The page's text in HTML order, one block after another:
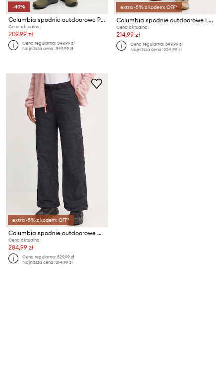
-40%
Columbia spodnie outdoorowe Paracutie
Cena aktualna:
209,99 zł
Cena regularna:349,99 zł
Najniższa cena:349,99 zł
extra -5% z kodem: OFF*
Columbia spodnie outdoorowe Leslie Falls
Cena aktualna:
214,99 zł
Cena regularna:349,99 zł
Najniższa cena:224,99 zł
extra -5% z kodem: OFF*
Columbia spodnie outdoorowe Wallowa Insulated
Cena aktualna:
284,99 zł
Cena regularna:529,99 zł
Najniższa cena:314,99 zł